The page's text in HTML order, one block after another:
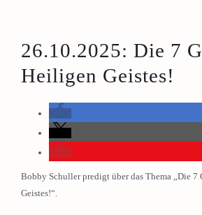
26.10.2025: Die 7
Heiligen Geistes!
Bobby Schuller predigt über das Thema „Die 7
Geistes!“.